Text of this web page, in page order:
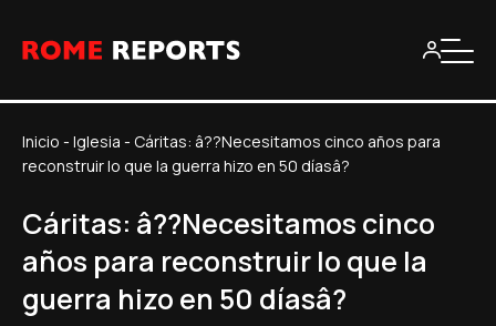
Inicio - Iglesia - Cáritas: â??Necesitamos cinco años para
reconstruir lo que la guerra hizo en 50 dí­asâ?
Cáritas: â??Necesitamos cinco
años para reconstruir lo que la
guerra hizo en 50 dí­asâ?